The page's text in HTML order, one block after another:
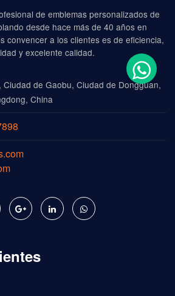
de emblemas personalizados de
desde hace más de 40 años en
convencer a los clientes es de eficiencia,
y excelente calidad.
Ciudad de Gaobu, Ciudad de Dongguan,
China